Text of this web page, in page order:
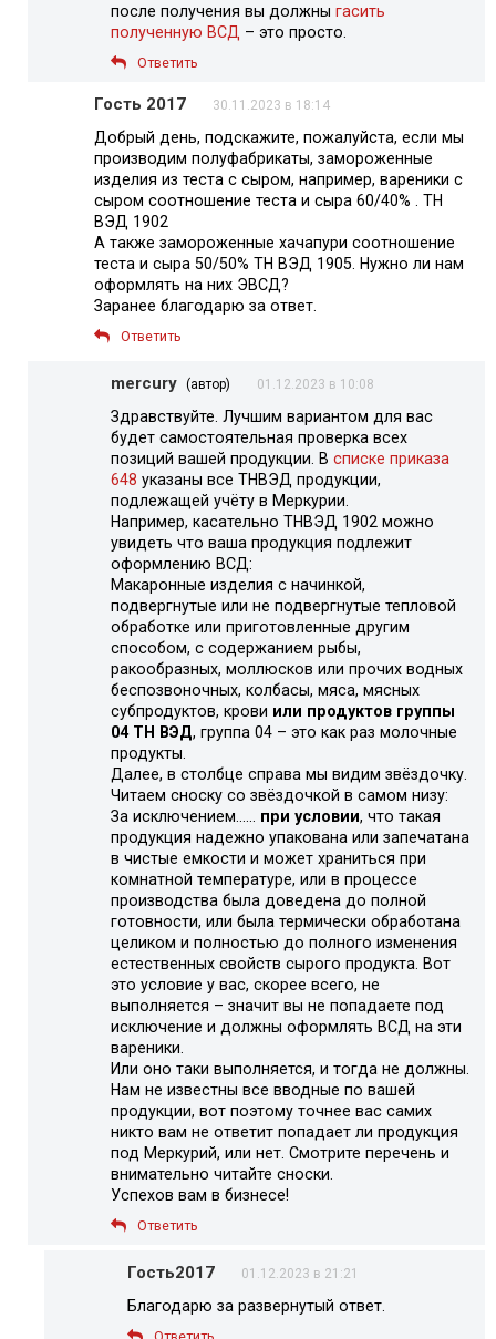
после получения вы должны гасить
полученную ВСД – это просто.
Ответить
Гость 2017 30.11.2023 в 18:14
Добрый день, подскажите, пожалуйста, если мы
производим полуфабрикаты, замороженные
изделия из теста с сыром, например, вареники с
сыром соотношение теста и сыра 60/40% . ТН
ВЭД 1902
А также замороженные хачапури соотношение
теста и сыра 50/50% ТН ВЭД 1905. Нужно ли нам
оформлять на них ЭВСД?
Заранее благодарю за ответ.
Ответить
mercury (автор) 01.12.2023 в 10:08
Здравствуйте. Лучшим вариантом для вас
будет самостоятельная проверка всех
позиций вашей продукции. В списке приказа
648 указаны все ТНВЭД продукции,
подлежащей учёту в Меркурии.
Например, касательно ТНВЭД 1902 можно
увидеть что ваша продукция подлежит
оформлению ВСД:
Макаронные изделия с начинкой,
подвергнутые или не подвергнутые тепловой
обработке или приготовленные другим
способом, с содержанием рыбы,
ракообразных, моллюсков или прочих водных
беспозвоночных, колбасы, мяса, мясных
субпродуктов, крови или продуктов группы
04 ТН ВЭД, группа 04 – это как раз молочные
продукты.
Далее, в столбце справа мы видим звёздочку.
Читаем сноску со звёздочкой в самом низу:
За исключением…… при условии, что такая
продукция надежно упакована или запечатана
в чистые емкости и может храниться при
комнатной температуре, или в процессе
производства была доведена до полной
готовности, или была термически обработана
целиком и полностью до полного изменения
естественных свойств сырого продукта. Вот
это условие у вас, скорее всего, не
выполняется – значит вы не попадаете под
исключение и должны оформлять ВСД на эти
вареники.
Или оно таки выполняется, и тогда не должны.
Нам не известны все вводные по вашей
продукции, вот поэтому точнее вас самих
никто вам не ответит попадает ли продукция
под Меркурий, или нет. Смотрите перечень и
внимательно читайте сноски.
Успехов вам в бизнесе!
Ответить
Гость2017 01.12.2023 в 21:21
Благодарю за развернутый ответ.